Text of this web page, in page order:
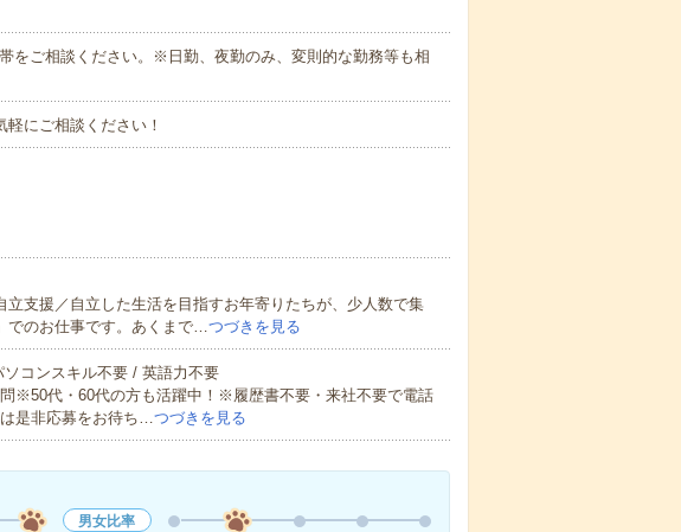
をご相談ください。※日勤、夜勤のみ、変則的な勤務等も相
にご相談ください！
立支援／自立した生活を目指すお年寄りたちが、少人数で集
でのお仕事です。あくまで…つづきを見る
コンスキル不要 / 英語力不要
※50代・60代の方も活躍中！※履歴書不要・来社不要で電話
是非応募をお待ち…つづきを見る
男女比率